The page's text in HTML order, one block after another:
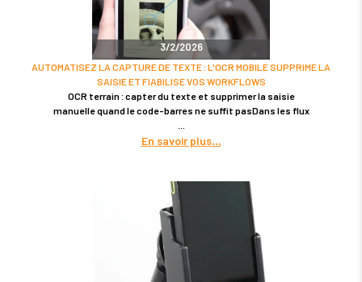
3/2/2026
AUTOMATISEZ LA CAPTURE DE TEXTE : L'OCR MOBILE SUPPRIME LA
SAISIE ET FIABILISE VOS WORKFLOWS
OCR terrain : capter du texte et supprimer la saisie
manuelle quand le code-barres ne suffit pasDans les flux
En savoir plus